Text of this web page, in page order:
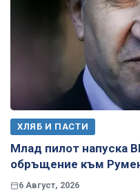
ХЛЯБ И ПАСТИ
Млад пилот напуска
обръщение към
6 Август, 2026